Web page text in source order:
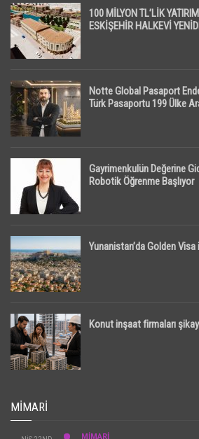
100 MİLYON TL’LİK
ESKİŞEHİR HALKEVİ
Notte Global Pasaport
Türk Pasaportu 199 Ülke
Gayrimenkulün Değerine
Robotik Öğrenme Başlıyor
Yunanistan’da Golden
Konut inşaat firmaları
MIMARI
MİMARİ